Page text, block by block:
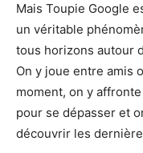
Mais Toupie Google
un véritable
tous horizons autour
On y joue entre amis
moment, on y
pour se dépasser et
découvrir les